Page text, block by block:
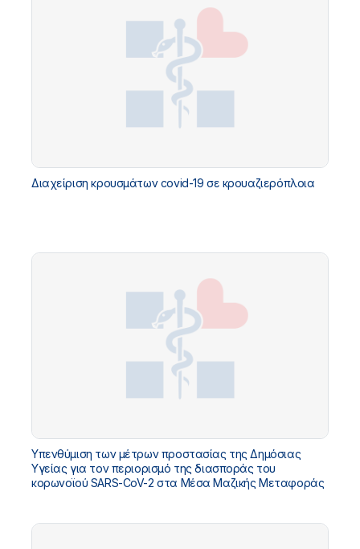
Διαχείριση κρουσμάτων covid-19 σε κρουαζιερόπλοια
Υπενθύμιση των μέτρων προστασίας της Δημόσιας
Υγείας για τον περιορισμό της διασποράς του
κορωνοϊού SARS-CoV-2 στα Μέσα Μαζικής Μεταφοράς